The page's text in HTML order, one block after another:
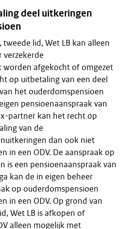
deel uitkeringen
lid, Wet LB kan alleen
verzekerde
worden afgekocht of omgezet
op uitbetaling van een deel
het ouderdomspensioen
pensioenaanspraak van
partner kan het recht op
van de
dan ook niet
in een ODV. De aanspraak op
is een pensioenaanspraak van
kan de in eigen beheer
op ouderdomspensioen
in een ODV. Op grond van
Wet LB is afkopen of
alleen mogelijk met